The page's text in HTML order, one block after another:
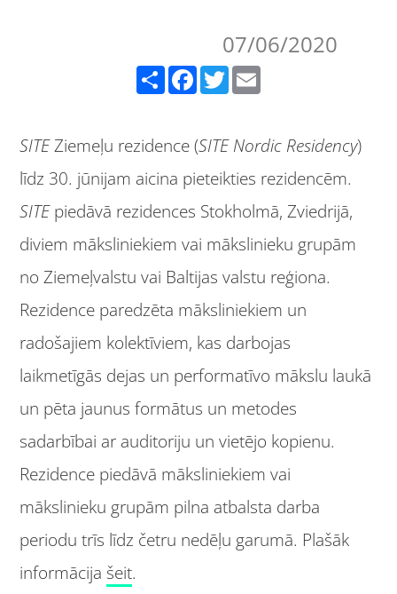
07/06/2020
Facebook Twitter
SITEZiemeļu rezidence (SITE Nordic Residency)
līdz 30. jūnijam aicina pieteikties rezidencēm.
SITEpiedāvā rezidences Stokholmā, Zviedrijā,
diviem māksliniekiem vai mākslinieku grupām
no Ziemeļvalstu vai Baltijas valstu reģiona.
Rezidence paredzēta māksliniekiem un
radošajiem kolektīviem, kas darbojas
laikmetīgās dejas un performatīvo mākslu laukā
un pēta jaunus formātus un metodes
sadarbībai ar auditoriju un vietējo kopienu.
Rezidence piedāvā māksliniekiem vai
mākslinieku grupām pilna atbalsta darba
periodu trīs līdz četru nedēļu garumā. Plašāk
informācija šeit.